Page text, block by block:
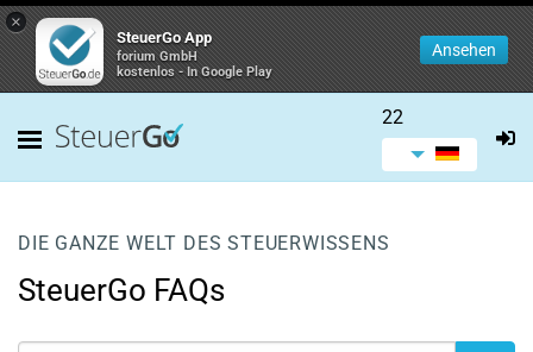
×
SteuerGo App
forium GmbH
kostenlos - In Google Play
Ansehen
22
DIE GANZE WELT DES STEUERWISSENS
SteuerGo FAQs